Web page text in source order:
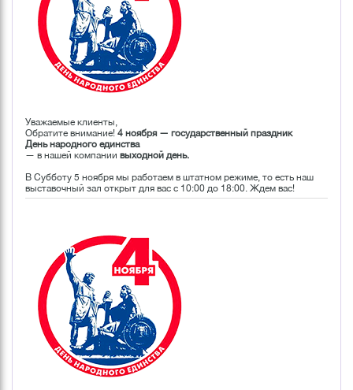
Уважаемые клиенты,
Обратите внимание! 4 ноября — государственный праздник
День народного единства
— в нашей компании выходной день.
В Субботу 5 ноября мы работаем в штатном режиме, то есть наш
выставочный зал открыт для вас с 10:00 до 18:00. Ждем вас!